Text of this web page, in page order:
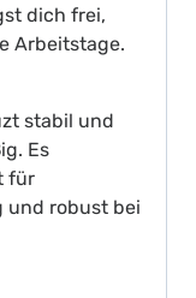
dich frei,
Arbeitstage.
stabil und
Es
für
und robust bei